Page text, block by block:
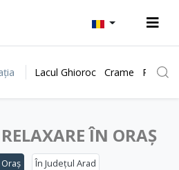
Lacul Ghioroc Crame Parcul
ÎN ORAȘ
În Județul Arad